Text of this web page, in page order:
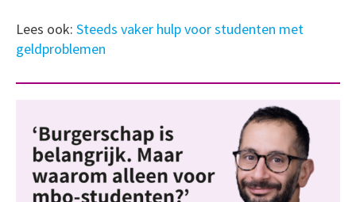
Lees ook: Steeds vaker hulp voor studenten met
geldproblemen